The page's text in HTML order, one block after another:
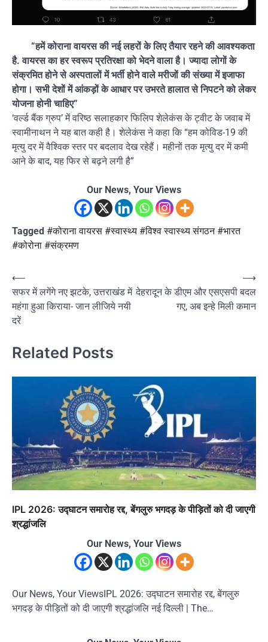
”हमें कोराना वायरस की नई लहरों के लिए तैयार रहने की आवश्यकता
है. वायरस का हर स्वरूप प्रतिरक्षा को भेदने वाला है। ज्यादा लोगों के
संक्रमित होने से अस्पतालों में भर्ती होने वाले मरीजों की संख्या में इजाफा
होगा। सभी देशों में आंकड़ों के आधार पर उभरते हालात से निपटने को लेकर
योजना होनी चाहिए”
‘वर्ल्ड बैंक ग्रुप’ में वरिष्ठ सलाहकार फिलिप शेलेकंस के ट्वीट के जवाब में
स्वामीनाथन ने यह बात कही है। शेलेकंस ने कहा कि “हम कोविड-19 की
मृत्यु दर में वैश्विक स्तर पर बदलाव देख रहेहैं। महीनों तक मृत्यु दर में कमी
आने के बाद, यह फिर से बढ़ने लगी है”
Our News, Your Views
Tagged #कोराना वायरस #स्वास्थ्य #विश्व स्वास्थ्य संगठन #भारत
#कोरोना #संक्रमण
Post
navigation
⟵
सफर में लगेंगे नए झटके, उत्तराखंड में
महंगा हुआ किराया- जान लीजिये नयी
दरें
देहरादून के डीएम और एसएसपी बदल
गए, अब इन्हे मिली कमान
⟶
Related Posts
IPL 2026: उद्घाटन समारोह रद्द, बेंगलुरु भगदड़ के पीड़ितों को दी जाएगी
श्रद्धांजलि
Our News, Your Views
Our News, Your ViewsIPL 2026: उद्घाटन समारोह रद्द, बेंगलुरु
भगदड़ के पीड़ितों को दी जाएगी श्रद्धांजलि नई दिल्ली | The…